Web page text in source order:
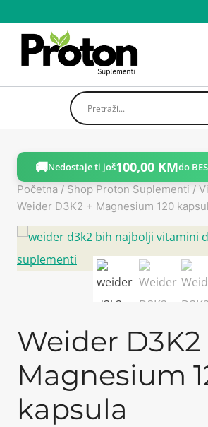
sadržaja
🚚Nedostaje ti još100,00 KMdo
Početna / Shop Proton Suplementi /
Weider D3K2 + Magnesium 120
Weider D3K2
Magnesium
kapsula